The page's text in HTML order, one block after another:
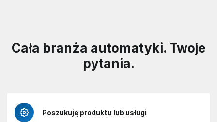
Cała branża automatyki. Twoje
pytania.
Poszukuję produktu lub usługi